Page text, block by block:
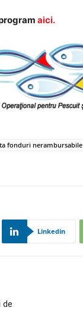
aici.
fonduri nerambursabile
Linkedin
de